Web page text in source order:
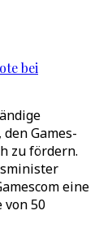
bei
Games-
zu fördern.
eine
von 50